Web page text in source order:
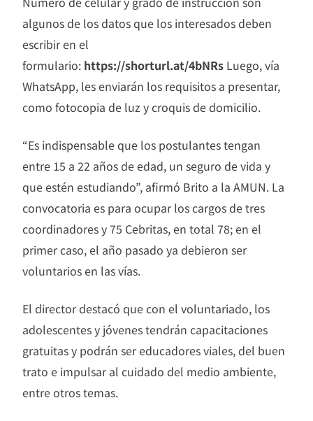
algunos de los datos que los interesados deben
escribir en el
formulario: https://shorturl.at/4bNRs Luego, vía
WhatsApp, les enviarán los requisitos a presentar,
como fotocopia de luz y croquis de domicilio.
“Es indispensable que los postulantes tengan
entre 15 a 22 años de edad, un seguro de vida y
que estén estudiando”, afirmó Brito a la AMUN. La
convocatoria es para ocupar los cargos de tres
coordinadores y 75 Cebritas, en total 78; en el
primer caso, el año pasado ya debieron ser
voluntarios en las vías.
El director destacó que con el voluntariado, los
adolescentes y jóvenes tendrán capacitaciones
gratuitas y podrán ser educadores viales, del buen
trato e impulsar al cuidado del medio ambiente,
entre otros temas.